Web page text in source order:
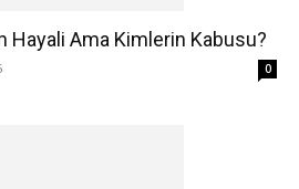
Hayali Ama Kimlerin Kabusu?
0